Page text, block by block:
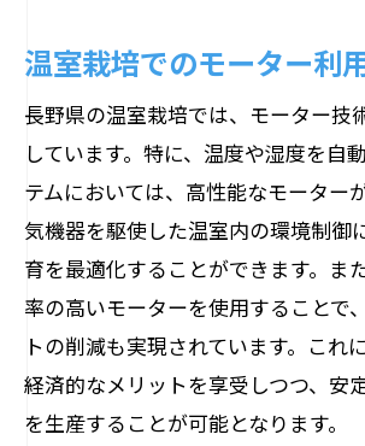
温室栽培でのモーター利
長野県の温室栽培では、モーター技
しています。特に、温度や湿度を自
テムにおいては、高性能なモーター
気機器を駆使した温室内の環境制御
育を最適化することができます。ま
率の高いモーターを使用することで
トの削減も実現されています。これ
経済的なメリットを享受しつつ、安
を生産することが可能となります。